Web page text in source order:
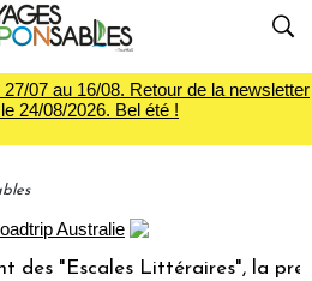
07 au 16/08. Retour de la newsletter
24/08/2026. Bel été !
"Escales Littéraires", la